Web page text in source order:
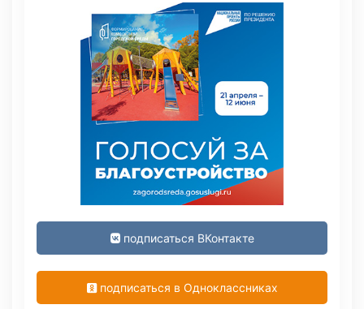
подписаться ВКонтакте
подписаться в Одноклассниках